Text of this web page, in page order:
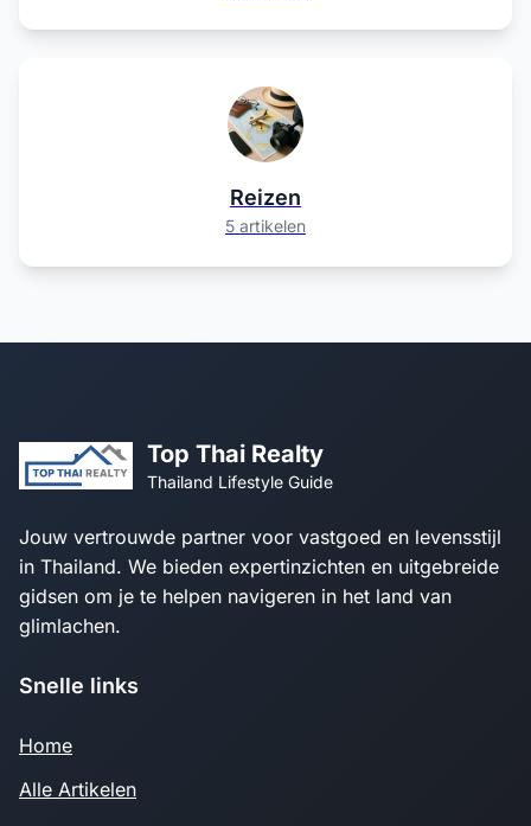
Reizen
5 artikelen
Top Thai Realty
Thailand Lifestyle Guide
Jouw vertrouwde partner voor vastgoed en levensstijl
in Thailand. We bieden expertinzichten en uitgebreide
gidsen om je te helpen navigeren in het land van
glimlachen.
Snelle links
Home
Alle Artikelen